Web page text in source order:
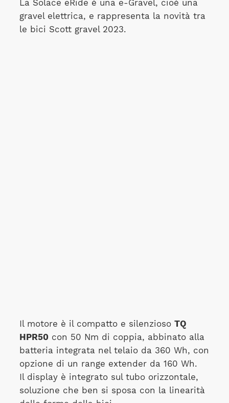
La Solace eRide è una e-Gravel, cioè una
gravel elettrica, e rappresenta la novità tra
le bici Scott gravel 2023.
Il motore è il compatto e silenzioso TQ
HPR50 con 50 Nm di coppia, abbinato alla
batteria integrata nel telaio da 360 Wh, con
opzione di un range extender da 160 Wh.
Il display è integrato sul tubo orizzontale,
soluzione che ben si sposa con la linearità